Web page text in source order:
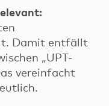
Damit entfällt
„UPT-
vereinfacht